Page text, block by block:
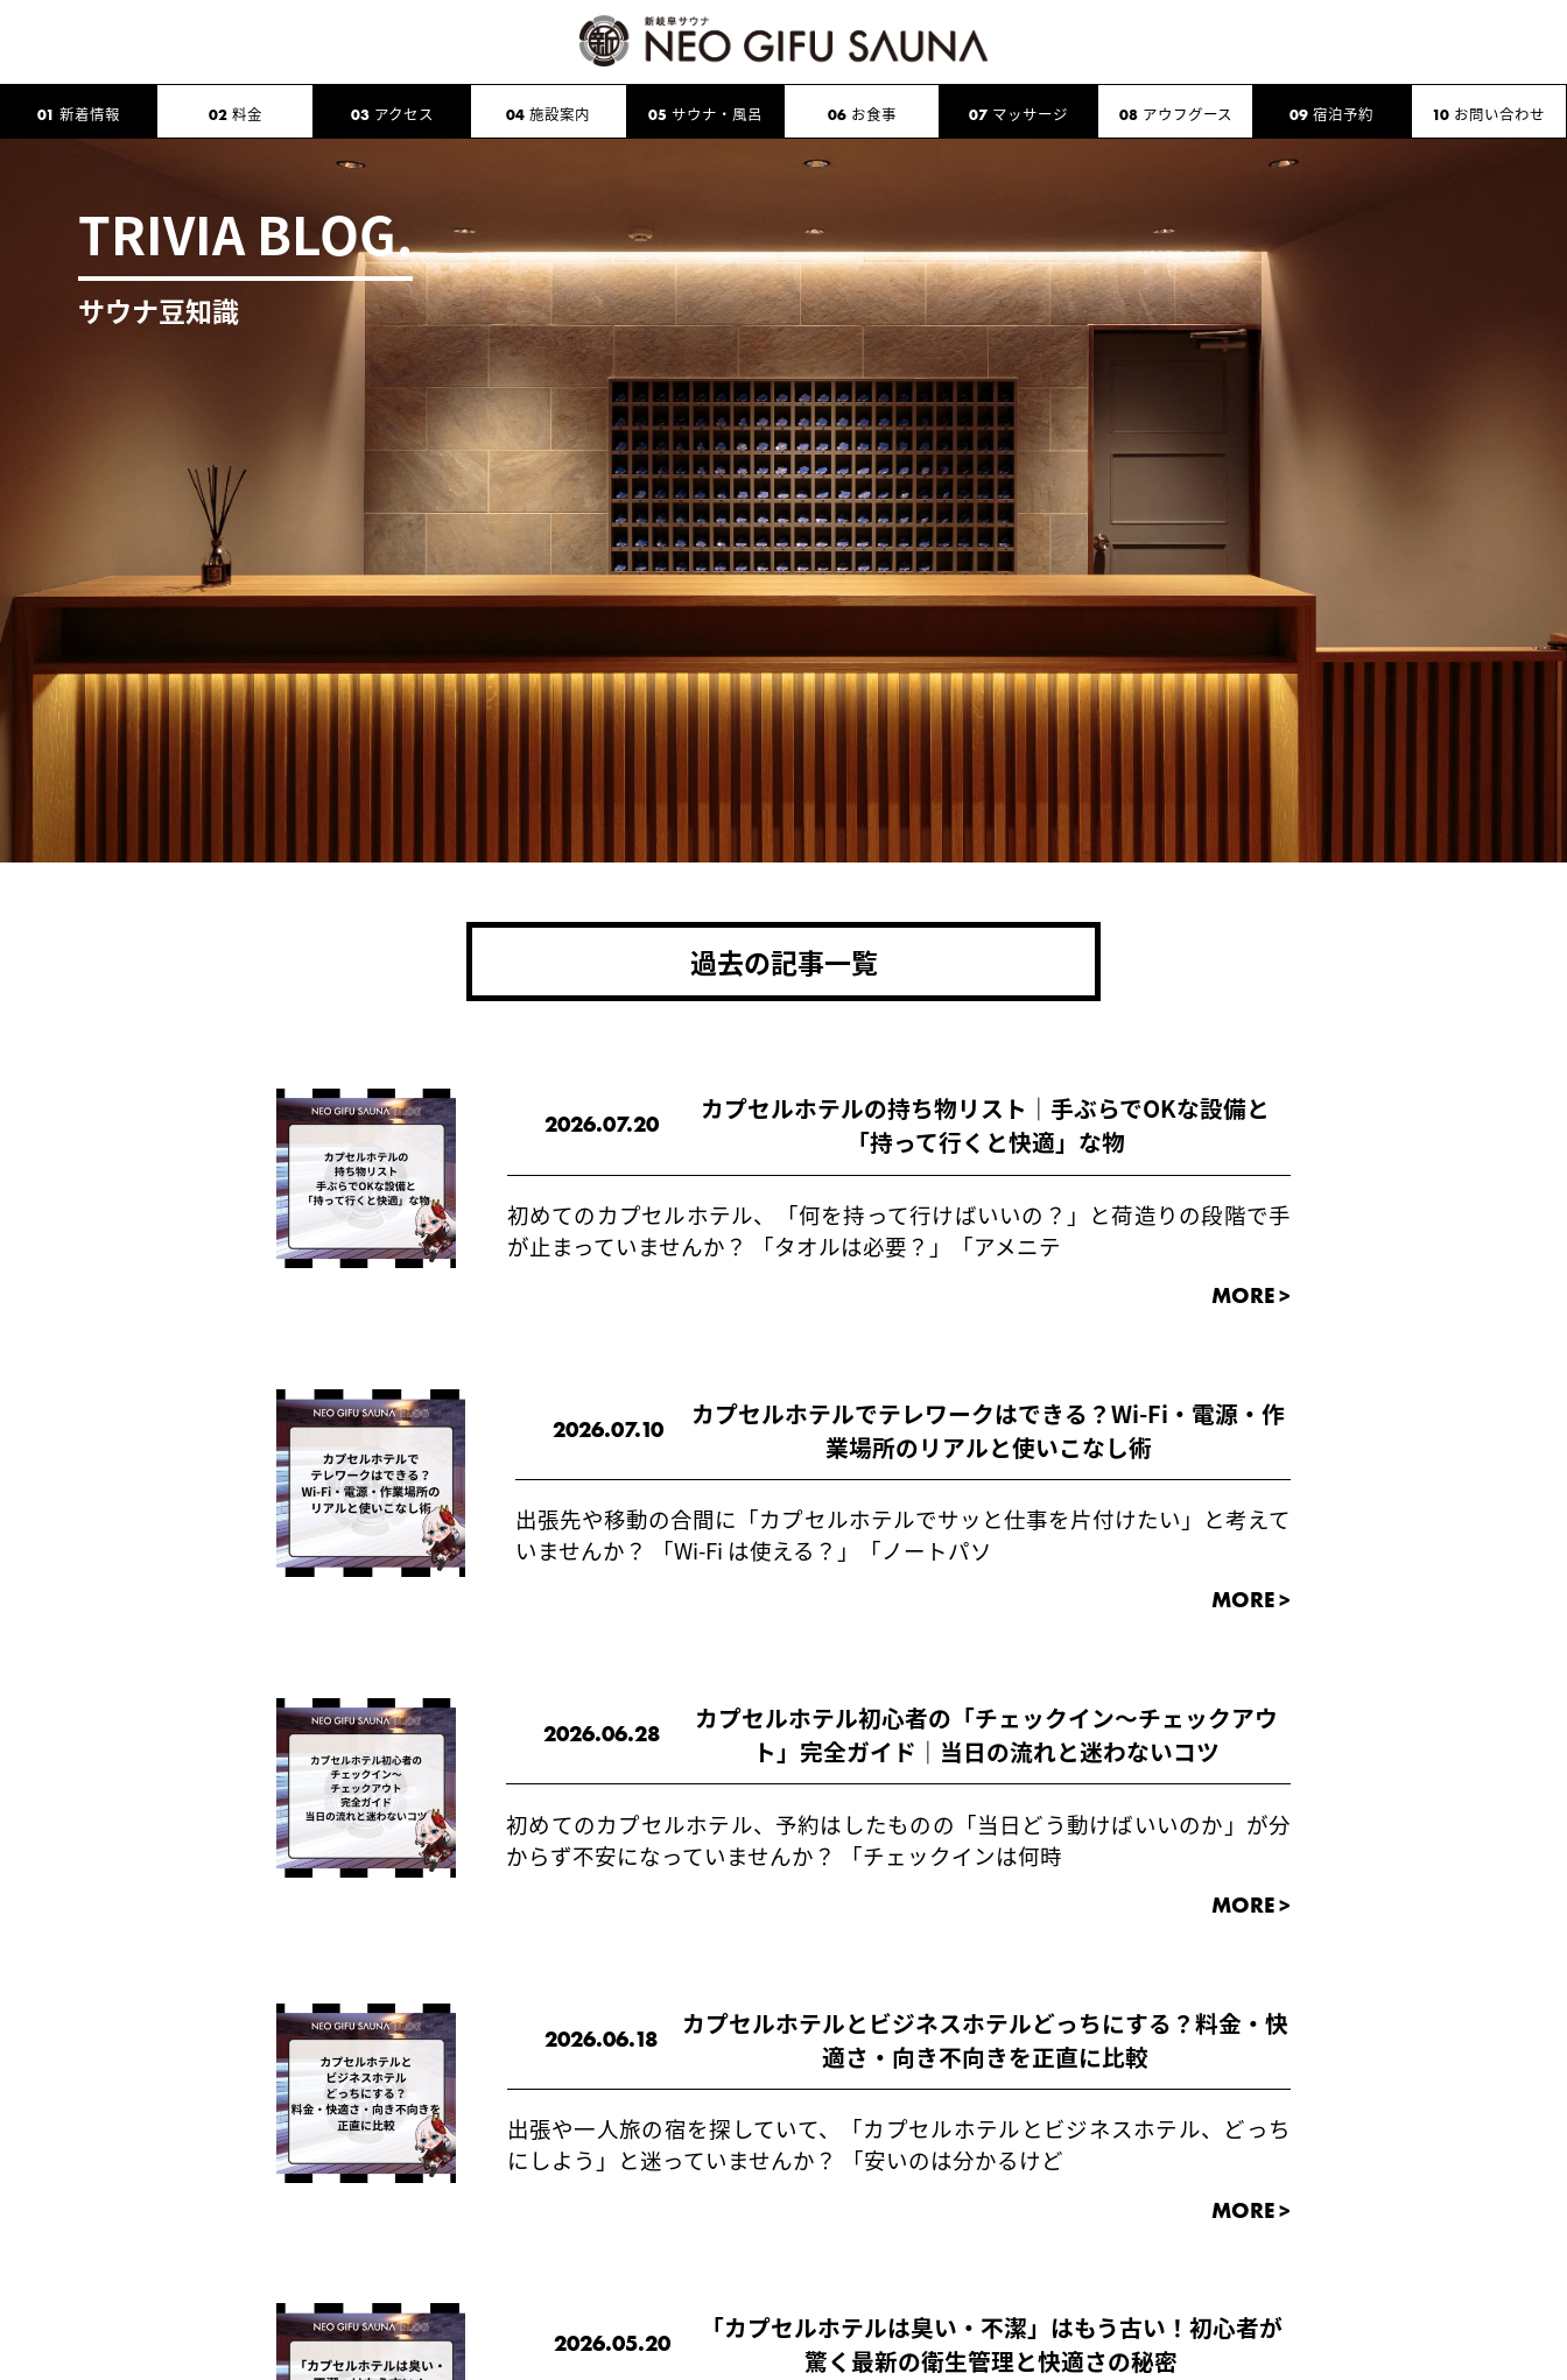
01 新着情報 02 料金 03 アクセス 04 施設案内 05 サウナ・風呂 06 お食事 07 マッサージ 08 アウフグース 09 宿泊予約 10 お問い合わせ
TRIVIA BLOG.
サウナ豆知識
過去の記事一覧
2026.07.20
カプセルホテルの持ち物リスト｜手ぶらでOKな設備と
「持って行くと快適」な物
初めてのカプセルホテル、「何を持って行けばいいの？」と荷造りの段階で手
が止まっていませんか？ 「タオルは必要？」「アメニテ
MORE >
2026.07.10
カプセルホテルでテレワークはできる？Wi-Fi・電源・作
業場所のリアルと使いこなし術
出張先や移動の合間に「カプセルホテルでサッと仕事を片付けたい」と考えて
いませんか？ 「Wi-Fi は使える？」「ノートパソ
MORE >
2026.06.28
カプセルホテル初心者の「チェックイン〜チェックアウ
ト」完全ガイド｜当日の流れと迷わないコツ
初めてのカプセルホテル、予約はしたものの「当日どう動けばいいのか」が分
からず不安になっていませんか？ 「チェックインは何時
MORE >
2026.06.18
カプセルホテルとビジネスホテルどっちにする？料金・快
適さ・向き不向きを正直に比較
出張や一人旅の宿を探していて、「カプセルホテルとビジネスホテル、どっち
にしよう」と迷っていませんか？ 「安いのは分かるけど
MORE >
2026.05.20
「カプセルホテルは臭い・不潔」はもう古い！初心者が
驚く最新の衛生管理と快適さの秘密